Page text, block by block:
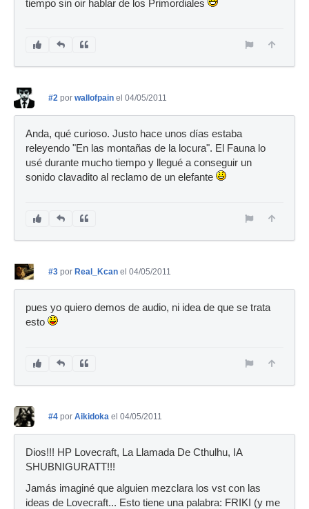
tiempo sin oir hablar de los Primordiales
#2 por wallofpain el 04/05/2011
Anda, qué curioso. Justo hace unos días estaba
releyendo "En las montañas de la locura". El Fauna lo
usé durante mucho tiempo y llegué a conseguir un
sonido clavadito al reclamo de un elefante
#3 por Real_Kcan el 04/05/2011
pues yo quiero demos de audio, ni idea de que se trata
esto
#4 por Aikidoka el 04/05/2011
Dios!!! HP Lovecraft, La Llamada De Cthulhu, IA
SHUBNIGURATT!!!
Jamás imaginé que alguien mezclara los vst con las
ideas de Lovecraft... Esto tiene una palabra: FRIKI (y me